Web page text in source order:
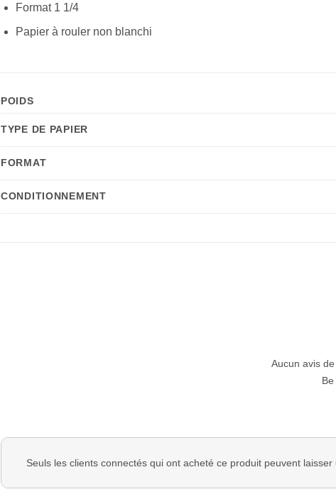
Format 1 1/4
Papier à rouler non blanchi
POIDS
TYPE DE PAPIER
FORMAT
CONDITIONNEMENT
Aucun avis
Seuls les clients connectés qui ont acheté ce produit peuvent laisser